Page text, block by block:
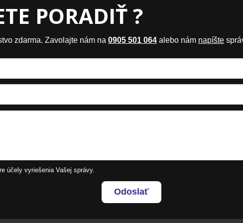
PORADIŤ ?
zdarma. Zavolajte nám na 0905 501 064 alebo nám napíšte
účely vyriešenia Vašej správy.
Odoslať